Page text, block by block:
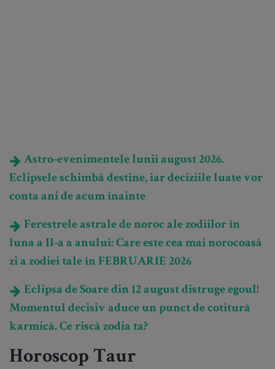
Astro-evenimentele lunii august 2026.
Eclipsele schimbă destine, iar deciziile luate vor
conta ani de acum înainte
Ferestrele astrale de noroc ale zodiilor în
luna a II-a a anului: Care este cea mai norocoasă
zi a zodiei tale în FEBRUARIE 2026
Eclipsa de Soare din 12 august distruge egoul!
Momentul decisiv aduce un punct de cotitură
karmică. Ce riscă zodia ta?
Horoscop Taur